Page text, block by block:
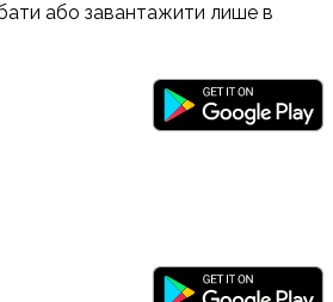
або завантажити лише в